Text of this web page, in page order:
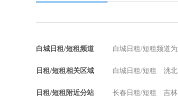
白城日租/短租频道 白城日租/短租频道
日租/短租相关区域 白城日租/短租 洮
日租/短租附近分站 长春日租/短租 吉